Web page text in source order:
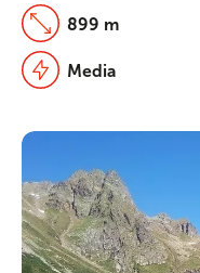
899 m
Media